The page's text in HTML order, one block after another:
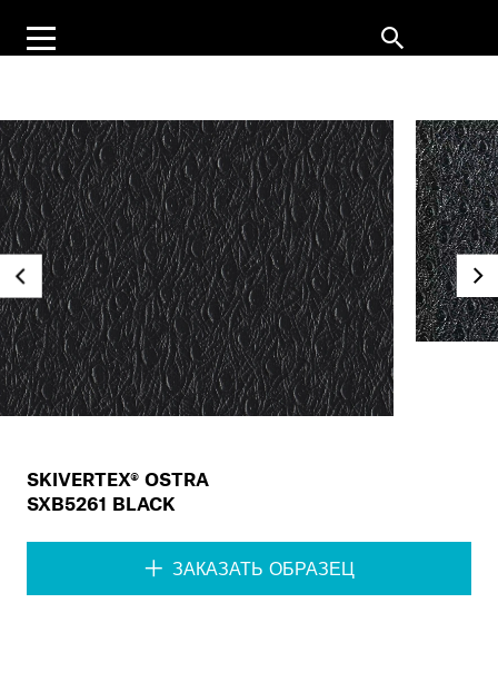
SKIVERTEX® OSTRA
SXB5261 BLACK
ЗАКАЗАТЬ ОБРАЗЕЦ